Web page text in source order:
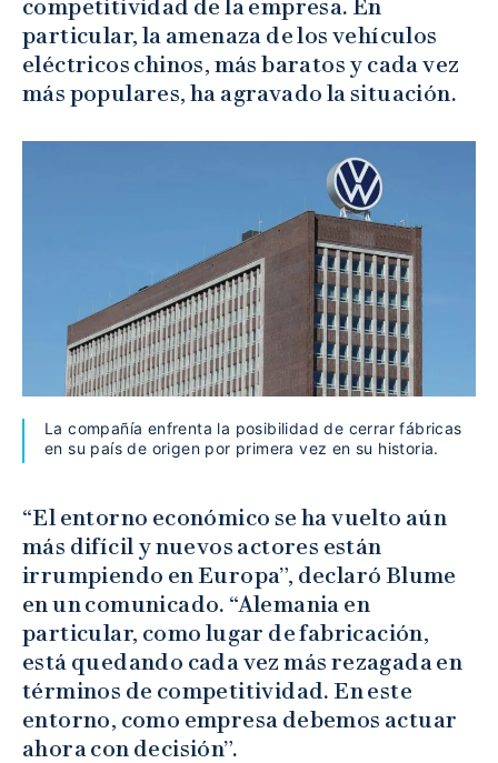
competitividad de la empresa. En
particular, la amenaza de los vehículos
eléctricos chinos, más baratos y cada vez
más populares, ha agravado la situación.
La compañía enfrenta la posibilidad de cerrar fábricas
en su país de origen por primera vez en su historia.
“El entorno económico se ha vuelto aún
más difícil y nuevos actores están
irrumpiendo en Europa”, declaró Blume
en un comunicado. “Alemania en
particular, como lugar de fabricación,
está quedando cada vez más rezagada en
términos de competitividad. En este
entorno, como empresa debemos actuar
ahora con decisión”.